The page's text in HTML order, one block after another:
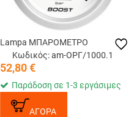
Lampa ΜΠΑΡΟΜΕΤΡΟ
Κωδικός: am-ΟΡΓ/1000.1
52,80€
Παράδοση σε 1-3 εργάσιμες
ΑΓΟΡΑ